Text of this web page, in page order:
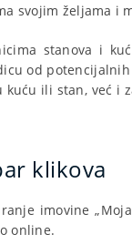
svojim željama i
stanova i
od
ili stan, već i
klikova
imovine
online.